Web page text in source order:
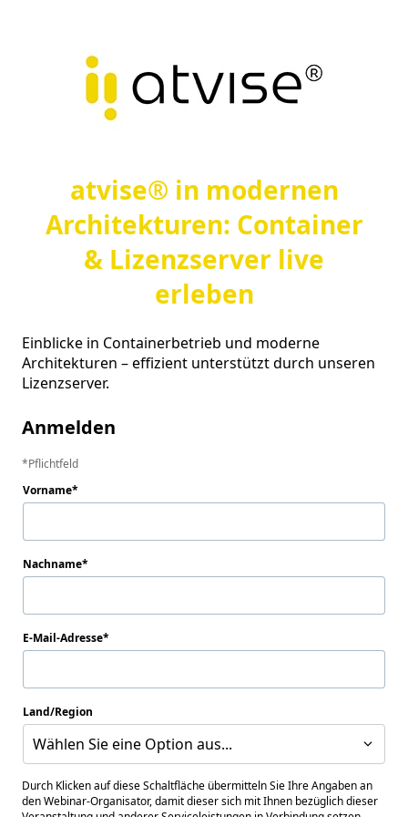
atvise® in modernen
Architekturen: Container
& Lizenzserver live
erleben
Einblicke in Containerbetrieb und moderne
Architekturen – effizient unterstützt durch unseren
Lizenzserver.
Anmelden
Pflichtfeld
Vorname
Nachname
E-Mail-Adresse
Land/Region
Wählen Sie eine Option aus...
Durch Klicken auf diese Schaltfläche übermitteln Sie Ihre Angaben an
den Webinar-Organisator, damit dieser sich mit Ihnen bezüglich dieser